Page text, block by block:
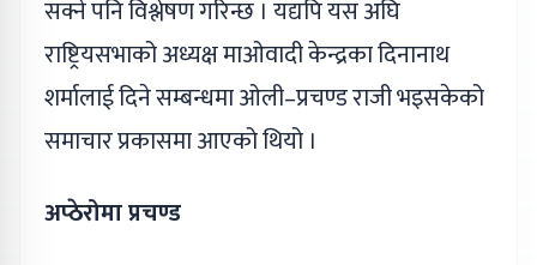
सक्ने पनि विश्लेषण गरिन्छ । यद्यपि यस अघि
राष्ट्रियसभाको अध्यक्ष माओवादी केन्द्रका दिनानाथ
शर्मालाई दिने सम्बन्धमा ओली–प्रचण्ड राजी भइसकेको
समाचार प्रकासमा आएको थियो ।
अप्ठेरोमा प्रचण्ड